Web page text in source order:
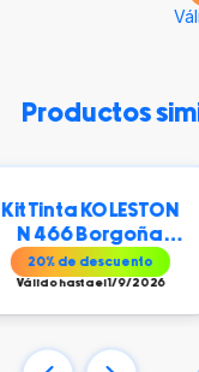
productos
1/9/2026
Kit
N 50